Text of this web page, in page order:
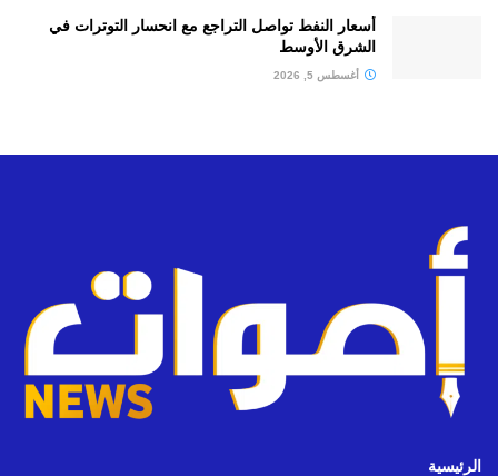
أسعار النفط تواصل التراجع مع انحسار التوترات في
الشرق الأوسط
أغسطس 5, 2026
الرئيسية